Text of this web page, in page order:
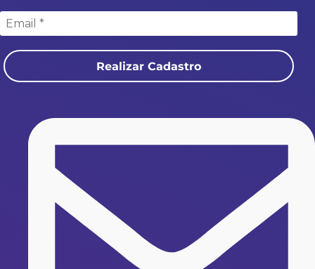
Realizar Cadastro